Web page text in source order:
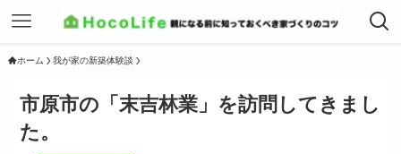
ホーム 我が家の新築体験談
市原市の「末吉林業」を訪問してきまし
た。